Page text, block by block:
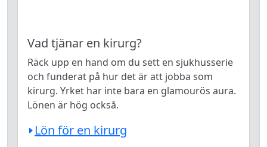
Vad tjänar en kirurg?
Räck upp en hand om du sett en sjukhusserie
och funderat på hur det är att jobba som
kirurg. Yrket har inte bara en glamourös aura.
Lönen är hög också.
Lön för en kirurg